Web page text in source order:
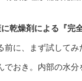
乾燥剤による『完
前に、まず試して
でおき。内部の水